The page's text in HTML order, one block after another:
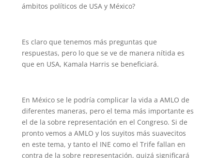
ámbitos políticos de USA y México?
Es claro que tenemos más preguntas que
respuestas, pero lo que se ve de manera nítida es
que en USA, Kamala Harris se beneficiará.
En México se le podría complicar la vida a AMLO de
diferentes maneras, pero el tema más importante es
el de la sobre representación en el Congreso. Si de
pronto vemos a AMLO y los suyitos más suavecitos
en este tema, y tanto el INE como el Trife fallan en
contra de la sobre representación, quizá significará